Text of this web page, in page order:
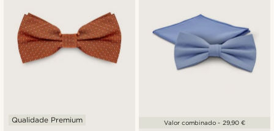
Qualidade Premium Valor combinado - 29,90 €